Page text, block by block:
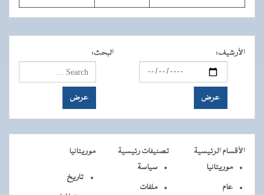
الأرشيف: البحث:
الأقسام الرئيسية تصنيفات رئيسية
موريتانيا
موريتانيا
عام
سياسة
ملفات
تاريخ